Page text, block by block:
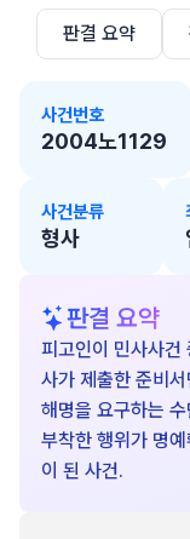
판결 요약
사건번호
2004노1129
사건분류
형사
판결 요약
피고인이 민사사건
사가 제출한 준비
해명을 요구하는
부착한 행위가 명
이 된 사건.